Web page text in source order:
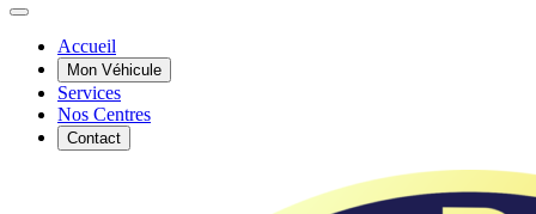
Accueil
Mon Véhicule
Services
Nos Centres
Contact